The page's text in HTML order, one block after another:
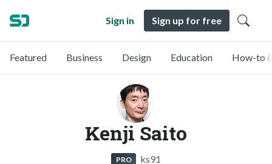
Sign in Sign up for free
Featured Business Design Education How-to
Kenji Saito
PRO ks91